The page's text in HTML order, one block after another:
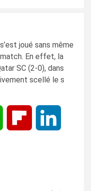
joué sans même
En effet, la
SC (2-0), dans
scellé le s
WhatsApp Flipboard